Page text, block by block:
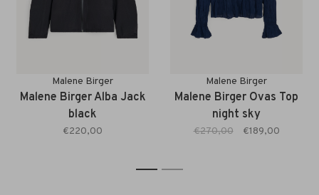
Malene Birger
Malene Birger Alba Jack
black
€220,00
Malene Birger
Malene Birger Ovas Top
night sky
€270,00 €189,00
1 2